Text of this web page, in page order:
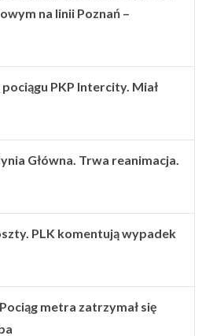
na linii Poznań –
PKP Intercity. Miał
Główna. Trwa reanimacja.
PLK komentują wypadek
metra zatrzymał się